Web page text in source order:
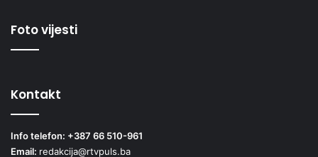
Foto vijesti
Kontakt
Info telefon: +387 66 510-961
Email: redakcija@rtvpuls.ba